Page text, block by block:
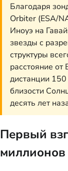
Благодаря
Orbiter (ESA/
Иноуэ на
звезды с
структуры
расстояние
дистанции
близости
десять лет
Первый